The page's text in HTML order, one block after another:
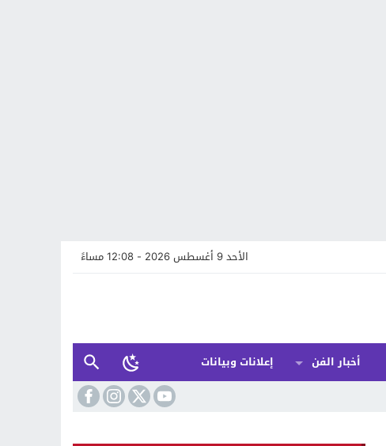
الأحد 9 أغسطس 2026 - 12:08 مساءً
أخبار الفن
إعلانات وبيانات